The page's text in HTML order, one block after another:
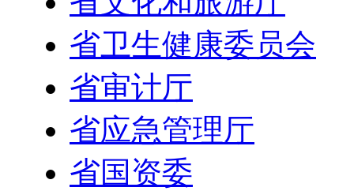
省卫生健康委员会
省审计厅
省应急管理厅
省国资委